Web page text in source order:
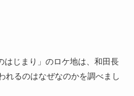
はじまり」のロケ地は、和田長
れるのはなぜなのかを調べまし